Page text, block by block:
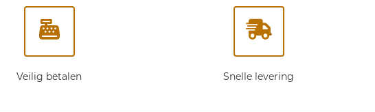
Veilig betalen Snelle levering